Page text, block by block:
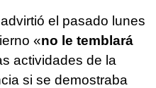
el pasado lunes
«no le temblará
actividades de la
si se demostraba